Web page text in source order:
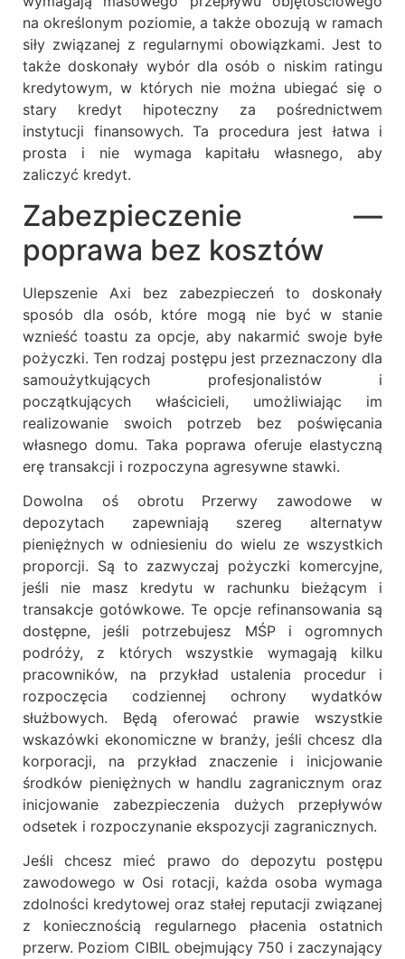
na określonym poziomie, a także obozują w ramach
siły związanej z regularnymi obowiązkami. Jest to
także doskonały wybór dla osób o niskim ratingu
kredytowym, w których nie można ubiegać się o
stary kredyt hipoteczny za pośrednictwem
instytucji finansowych. Ta procedura jest łatwa i
prosta i nie wymaga kapitału własnego, aby
zaliczyć kredyt.
Zabezpieczenie —
poprawa bez kosztów
Ulepszenie Axi bez zabezpieczeń to doskonały
sposób dla osób, które mogą nie być w stanie
wznieść toastu za opcje, aby nakarmić swoje byłe
pożyczki. Ten rodzaj postępu jest przeznaczony dla
samoużytkujących profesjonalistów i
początkujących właścicieli, umożliwiając im
realizowanie swoich potrzeb bez poświęcania
własnego domu. Taka poprawa oferuje elastyczną
erę transakcji i rozpoczyna agresywne stawki.
Dowolna oś obrotu Przerwy zawodowe w
depozytach zapewniają szereg alternatyw
pieniężnych w odniesieniu do wielu ze wszystkich
proporcji. Są to zazwyczaj pożyczki komercyjne,
jeśli nie masz kredytu w rachunku bieżącym i
transakcje gotówkowe. Te opcje refinansowania są
dostępne, jeśli potrzebujesz MŚP i ogromnych
podróży, z których wszystkie wymagają kilku
pracowników, na przykład ustalenia procedur i
rozpoczęcia codziennej ochrony wydatków
służbowych. Będą oferować prawie wszystkie
wskazówki ekonomiczne w branży, jeśli chcesz dla
korporacji, na przykład znaczenie i inicjowanie
środków pieniężnych w handlu zagranicznym oraz
inicjowanie zabezpieczenia dużych przepływów
odsetek i rozpoczynanie ekspozycji zagranicznych.
Jeśli chcesz mieć prawo do depozytu postępu
zawodowego w Osi rotacji, każda osoba wymaga
zdolności kredytowej oraz stałej reputacji związanej
z koniecznością regularnego płacenia ostatnich
przerw. Poziom CIBIL obejmujący 750 i zaczynający